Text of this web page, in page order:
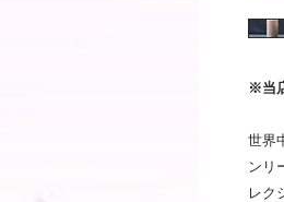
※当
世界
ンリ
レク